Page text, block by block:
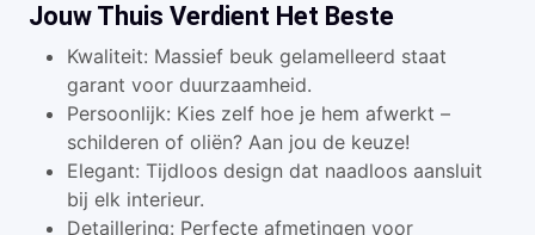
Jouw Thuis Verdient Het Beste
Kwaliteit: Massief beuk gelamelleerd staat
garant voor duurzaamheid.
Persoonlijk: Kies zelf hoe je hem afwerkt –
schilderen of oliën? Aan jou de keuze!
Elegant: Tijdloos design dat naadloos aansluit
bij elk interieur.
Detaillering: Perfecte afmetingen voor